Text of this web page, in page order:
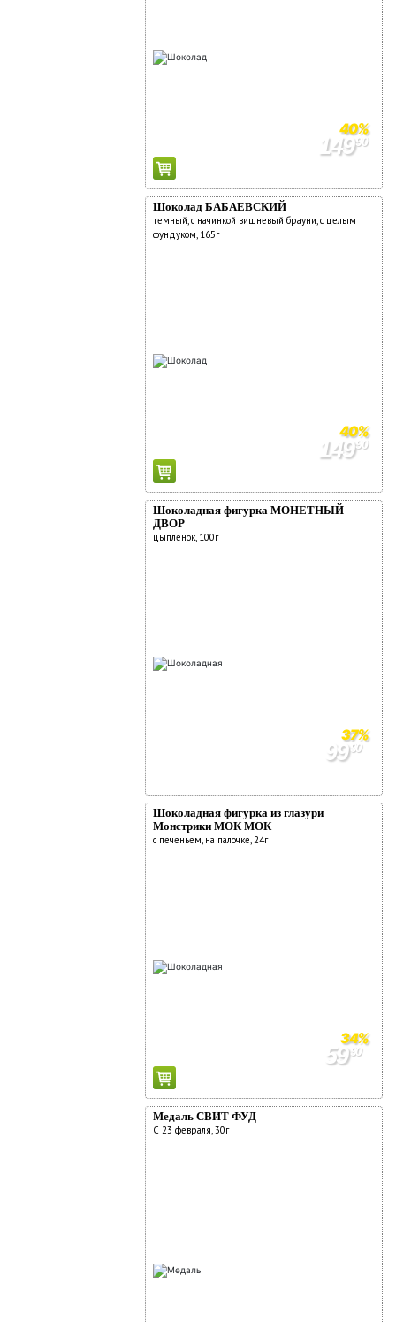
40%
14990
Шоколад БАБАЕВСКИЙ
темный, с начинкой вишневый брауни, с целым
фундуком, 165г
40%
14990
Шоколадная фигурка МОНЕТНЫЙ
ДВОР
цыпленок, 100г
37%
9990
Шоколадная фигурка из глазури
Монстрики МОК МОК
с печеньем, на палочке, 24г
34%
5990
Медаль СВИТ ФУД
С 23 февраля, 30г